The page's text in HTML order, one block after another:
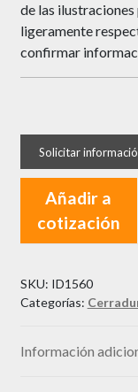
de las
ligeramente
confirmar
Añadir a
cotización
SKU: ID1560
Categorías:
Información